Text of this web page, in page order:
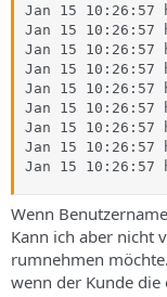
Jan 15
Jan 15 10:26:57
Jan 15 10:26:57
Jan 15
Jan 15 10:26:57
Jan 15 10:26:57
Jan 15 10:26:57
Jan 15 10:26:57
Jan 15 10:26:57
Wenn
Kann ich aber nicht
rumnehmen
wenn der Kunde die